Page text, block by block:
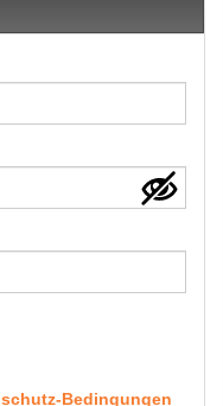
Bedingungen